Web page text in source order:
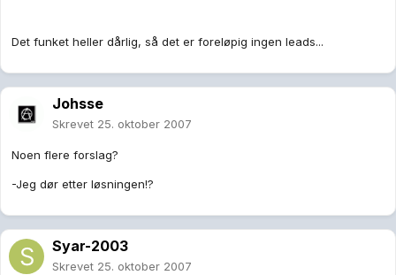
Det funket heller dårlig, så det er foreløpig ingen leads...
Johsse
Skrevet 25. oktober 2007
Noen flere forslag?
-Jeg dør etter løsningen!?
Syar-2003
Skrevet 25. oktober 2007